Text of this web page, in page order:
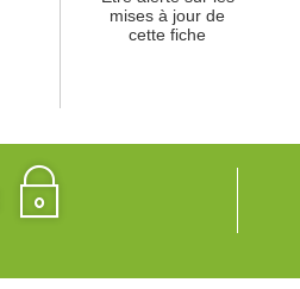
mises à jour de
cette fiche